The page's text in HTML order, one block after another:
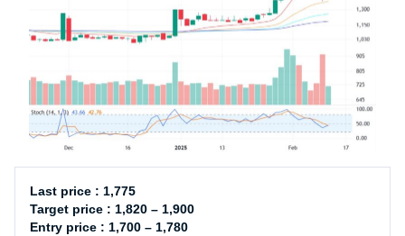
Last price : 1,775
Target price : 1,820 – 1,900
Entry price : 1,700 – 1,780